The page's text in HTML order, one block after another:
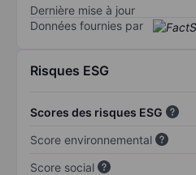
Dernière mise à jour
Données fournies par
Risques ESG
Scores des risques ESG
Score environnemental
Score social